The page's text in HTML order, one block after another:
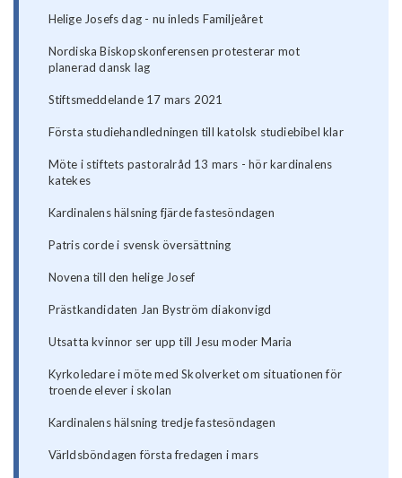
Helige Josefs dag - nu inleds Familjeåret
Nordiska Biskopskonferensen protesterar mot
planerad dansk lag
Stiftsmeddelande 17 mars 2021
Första studiehandledningen till katolsk studiebibel klar
Möte i stiftets pastoralråd 13 mars - hör kardinalens
katekes
Kardinalens hälsning fjärde fastesöndagen
Patris corde i svensk översättning
Novena till den helige Josef
Prästkandidaten Jan Byström diakonvigd
Utsatta kvinnor ser upp till Jesu moder Maria
Kyrkoledare i möte med Skolverket om situationen för
troende elever i skolan
Kardinalens hälsning tredje fastesöndagen
Världsböndagen första fredagen i mars